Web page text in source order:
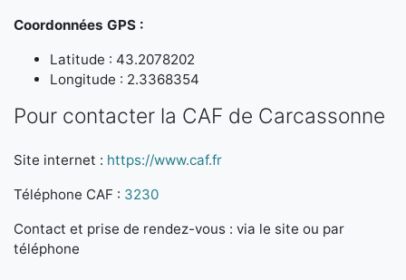
Coordonnées GPS :
Latitude : 43.2078202
Longitude : 2.3368354
Pour contacter la CAF de Carcassonne
Site internet : https://www.caf.fr
Téléphone CAF : 3230
Contact et prise de rendez-vous : via le site ou par
téléphone